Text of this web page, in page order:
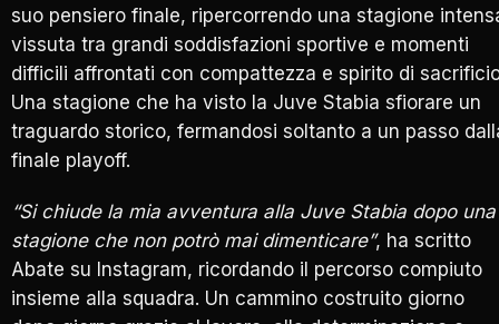
suo pensiero finale, ripercorrendo una stagione
vissuta tra grandi soddisfazioni sportive e momenti
difficili affrontati con compattezza e spirito di
Una stagione che ha visto la Juve Stabia sfiorare un
traguardo storico, fermandosi soltanto a un passo
finale playoff.
“Si chiude la mia avventura alla Juve Stabia dopo una
stagione che non potrò mai dimenticare”, ha scritto
Abate su Instagram, ricordando il percorso compiuto
insieme alla squadra. Un cammino costruito giorno